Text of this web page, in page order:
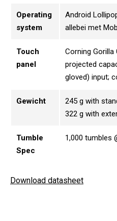
Operating
system
Android
allebei met
Touch
panel
Corning
projected
gloved) input;
Gewicht
245 g with
322 g with
Tumble
Spec
1,000 tumbles
Download datasheet